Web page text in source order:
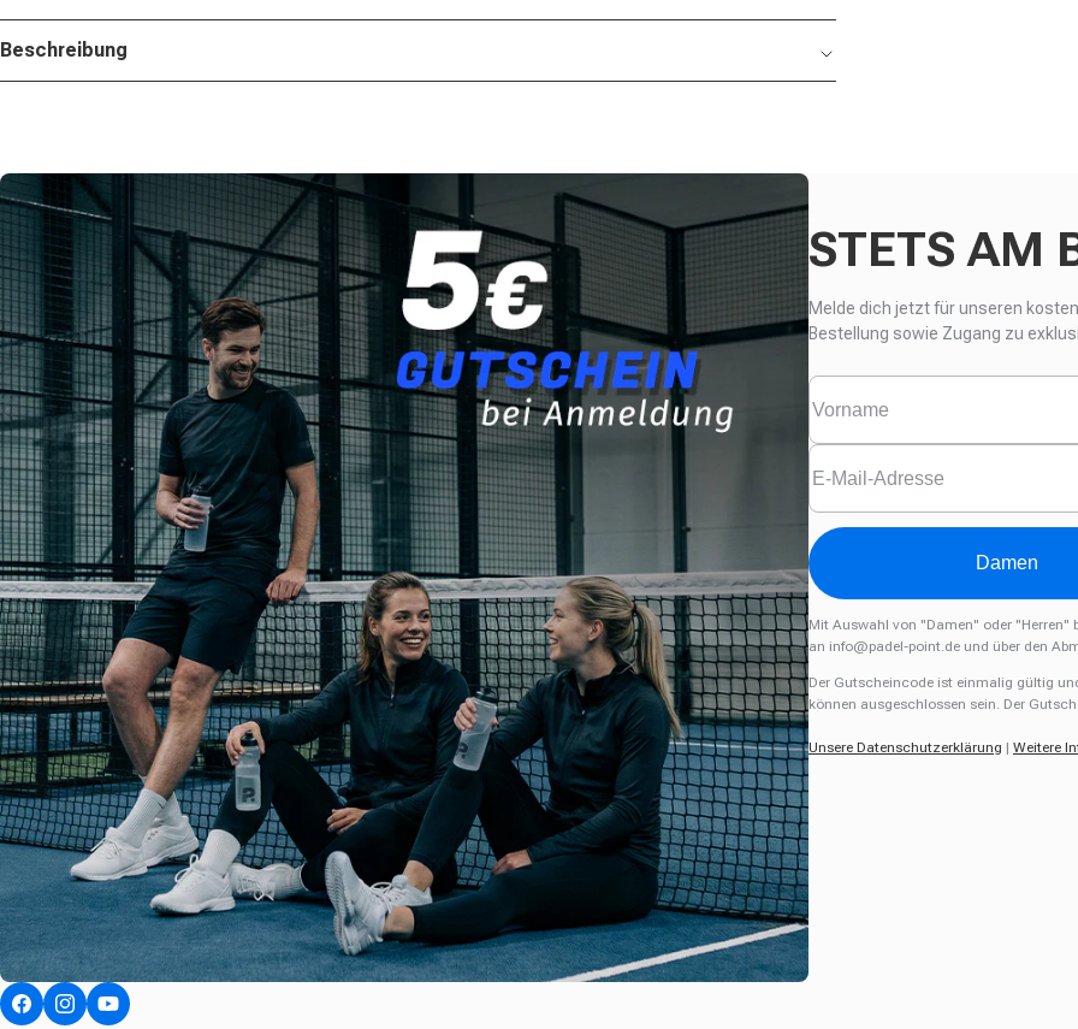
Beschreibung
STETS AM
Melde dich jetzt für unseren
Bestellung sowie Zugang zu
Damen
Mit Auswahl von "Damen" oder "Herren"
an info@padel-point.de und über den
Der Gutscheincode ist einmalig gültig
können ausgeschlossen sein. Der
Unsere Datenschutzerklärung | Weitere
FacebookInstagramYouTube